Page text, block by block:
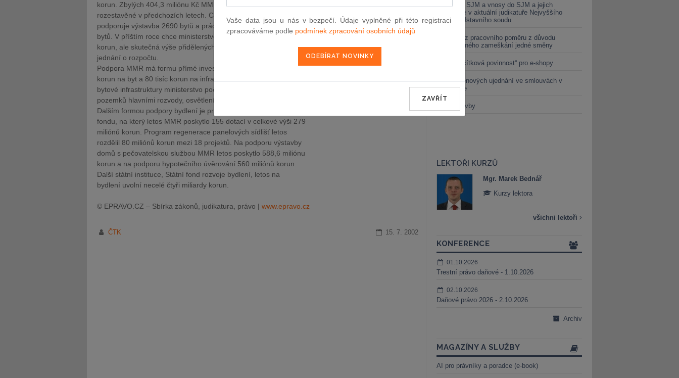
korun. Zbylých 404,3 miliónu Kč MMR již dříve uvolnilo na akce
rozestavěné v předchozích letech. Celkem se tak z programu
podporuje výstavba 2690 bytů a práce na infrastruktuře u 7500
bytů. V příštím roce chce ministerstvo poskytnout 800 miliónů
korun, ale skutečná výše přidělených prostředků vyplyne až z
jednání o rozpočtu.
Podpora MMR má formu přímé investiční dotace a činí 320 tisíc
korun na byt a 80 tisíc korun na infrastrukturu pro jeden byt. Do
bytové infrastruktury ministerstvo počítá například vybavení
pozemků hlavními rozvody, osvětlení, vodu nebo kanalizaci.
Dalším formou podpory bydlení je program obnovy bytového
fondu, na který letos MMR poskytlo 155 dotací v celkové výši 279
miliónů korun. Program regenerace panelových sídlišť letos
rozdělil 80 miliónů korun mezi 18 projektů. Na podporu výstavby
domů s pečovatelskou službou MMR letos poskytlo 588,6 miliónu
korun a na podporu hypotečního úvěrování 560 miliónů korun.
Další státní instituce, Státní fond rozvoje bydlení, letos na
bydlení uvolní necelé čtyři miliardy korun.
© EPRAVO.CZ – Sbírka zákonů, judikatura, právo | www.epravo.cz
ČTK 15. 7. 2002
Vnosy ze SJM a vnosy do SJM a jejich
valorizace v aktuální judikatuře Nejvyššího
soudu a Ústavního soudu
Výpověď z pracovního poměru z důvodu
neomluveného zameškání jedné směny
Nová „tlačítková povinnost“ pro e-shopy
Změna cenových ujednání ve smlouvách v
energetice
Černé stavby
LEKTOŘI KURZŮ
JUDr. Tomáš Nielsen
JUDr. Tomáš Sokol
Mgr. Marek Bednář
Kurzy lektora
všichni lektoři
KONFERENCE
01.10.2026
Trestní právo daňové - 1.10.2026
02.10.2026
Daňové právo 2026 - 2.10.2026
Archiv
MAGAZÍNY A SLUŽBY
AI pro právníky a poradce (e-book)
Vaše data jsou u nás v bezpečí. Údaje vyplněné při této registraci
zpracováváme podle podmínek zpracování osobních údajů
ZAVŘÍT